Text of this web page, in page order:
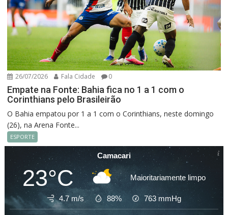
26/07/2026 Fala Cidade 0
Empate na Fonte: Bahia fica no 1 a 1 com o
Corinthians pelo Brasileirão
O Bahia empatou por 1 a 1 com o Corinthians, neste domingo
(26), na Arena Fonte...
ESPORTE
Camacari
23°C Maioritariamente limpo
4.7 m/s 88% 763 mmHg